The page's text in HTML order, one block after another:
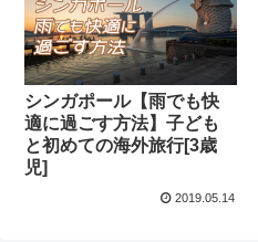
シンガポール【雨でも快
適に過ごす方法】子ども
と初めての海外旅行[3歳
児]
2019.05.14